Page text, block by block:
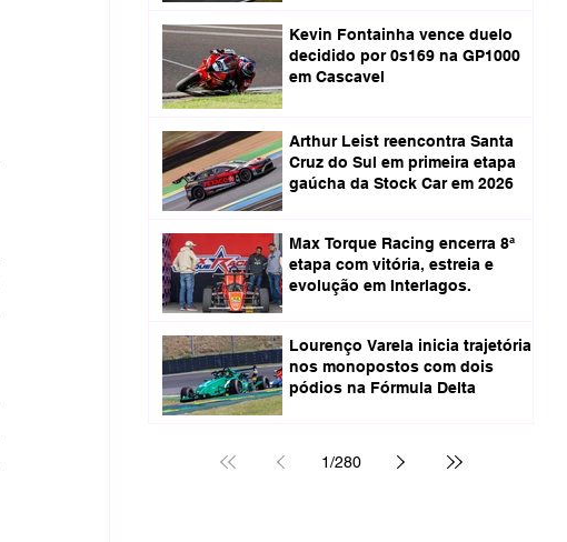
Kevin Fontainha vence duelo
decidido por 0s169 na GP1000
em Cascavel
Arthur Leist reencontra Santa
Cruz do Sul em primeira etapa
gaúcha da Stock Car em 2026
Max Torque Racing encerra 8ª
etapa com vitória, estreia e
evolução em Interlagos.
Lourenço Varela inicia trajetória
nos monopostos com dois
pódios na Fórmula Delta
1/280